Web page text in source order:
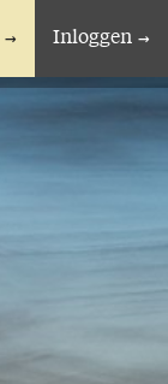
Inloggen